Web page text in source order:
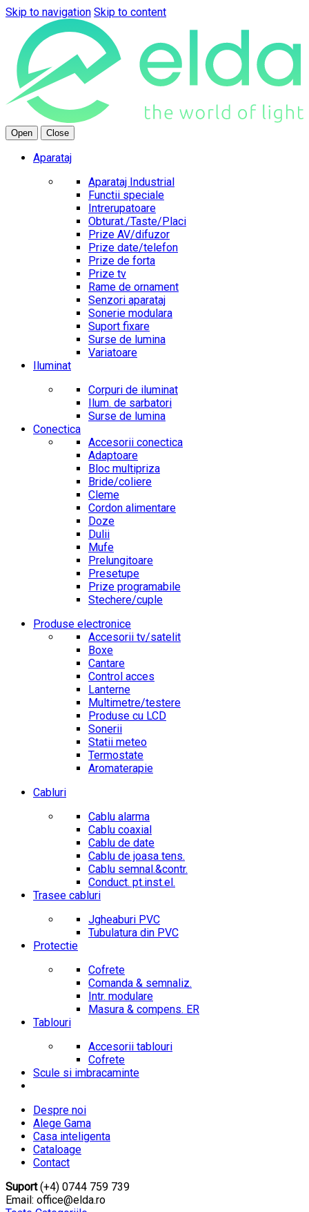
Skip to navigation Skip to content
Open Close
Aparataj
Aparataj Industrial
Functii speciale
Intrerupatoare
Obturat./Taste/Placi
Prize AV/difuzor
Prize date/telefon
Prize de forta
Prize tv
Rame de ornament
Senzori aparataj
Sonerie modulara
Suport fixare
Surse de lumina
Variatoare
Iluminat
Corpuri de iluminat
Ilum. de sarbatori
Surse de lumina
Conectica
Accesorii conectica
Adaptoare
Bloc multipriza
Bride/coliere
Cleme
Cordon alimentare
Doze
Dulii
Mufe
Prelungitoare
Presetupe
Prize programabile
Stechere/cuple
Produse electronice
Accesorii tv/satelit
Boxe
Cantare
Control acces
Lanterne
Multimetre/testere
Produse cu LCD
Sonerii
Statii meteo
Termostate
Aromaterapie
Cabluri
Cablu alarma
Cablu coaxial
Cablu de date
Cablu de joasa tens.
Cablu semnal.&contr.
Conduct. pt.inst.el.
Trasee cabluri
Jgheaburi PVC
Tubulatura din PVC
Protectie
Cofrete
Comanda & semnaliz.
Intr. modulare
Masura & compens. ER
Tablouri
Accesorii tablouri
Cofrete
Scule si imbracaminte
Despre noi
Alege Gama
Casa inteligenta
Cataloage
Contact
Suport(+4) 0744 759 739
Email: office@elda.ro